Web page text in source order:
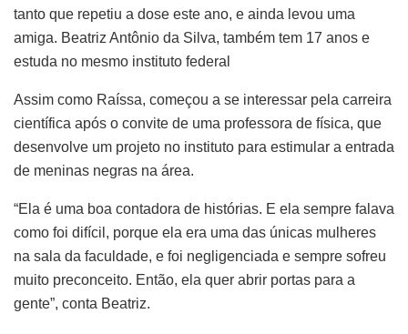
tanto que repetiu a dose este ano, e ainda levou uma
amiga. Beatriz Antônio da Silva, também tem 17 anos e
estuda no mesmo instituto federal
Assim como Raíssa, começou a se interessar pela carreira
científica após o convite de uma professora de física, que
desenvolve um projeto no instituto para estimular a entrada
de meninas negras na área.
“Ela é uma boa contadora de histórias. E ela sempre falava
como foi difícil, porque ela era uma das únicas mulheres
na sala da faculdade, e foi negligenciada e sempre sofreu
muito preconceito. Então, ela quer abrir portas para a
gente”, conta Beatriz.